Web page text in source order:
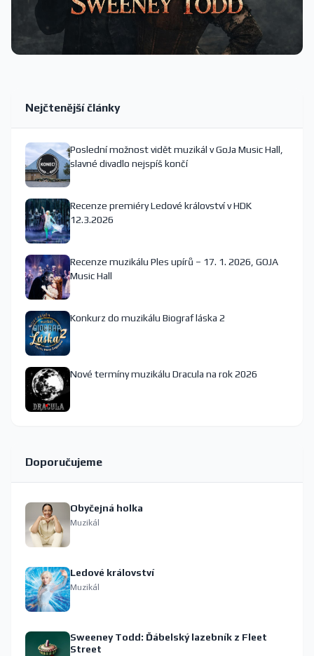
Nejčtenější články
Poslední možnost vidět muzikál v GoJa Music Hall,
slavné divadlo nejspíš končí
Recenze premiéry Ledové království v HDK
12.3.2026
Recenze muzikálu Ples upírů – 17. 1. 2026, GOJA
Music Hall
Konkurz do muzikálu Biograf láska 2
Nové termíny muzikálu Dracula na rok 2026
Doporučujeme
Obyčejná holka
Muzikál
Ledové království
Muzikál
Sweeney Todd: Ďábelský lazebník z Fleet
Street